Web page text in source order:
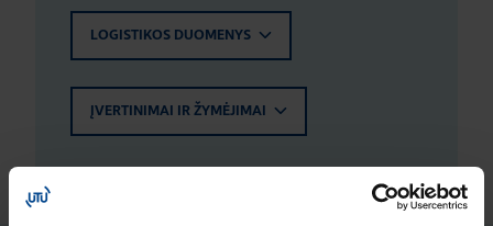
LOGISTIKOS DUOMENYS
ĮVERTINIMAI IR ŽYMĖJIMAI